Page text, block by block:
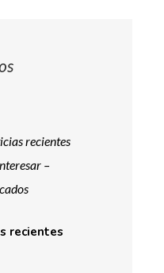
recientes
–
recientes